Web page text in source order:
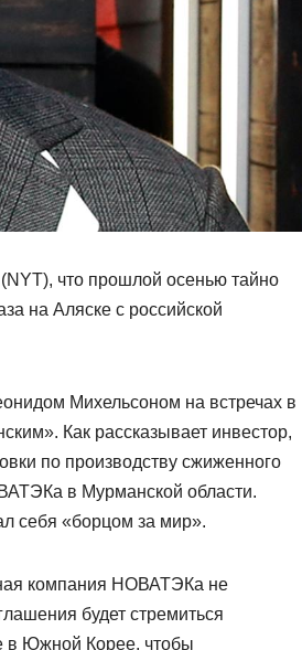
что прошлой осенью тайно
на Аляске с российской
Михельсоном на встречах в
Как рассказывает инвестор,
по производству сжиженного
в Мурманской области.
себя «борцом за мир».
компания НОВАТЭКа не
будет стремиться
в Южной Корее, чтобы